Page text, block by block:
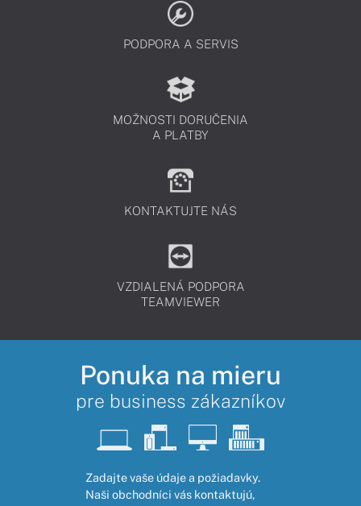
PODPORA A SERVIS
MOŽNOSTI DORUČENIA
A PLATBY
KONTAKTUJTE NÁS
VZDIALENÁ PODPORA
TEAMVIEWER
Ponuka na mieru
pre business zákazníkov
Zadajte vaše údaje a požiadavky.
Naši obchodníci vás kontaktujú,